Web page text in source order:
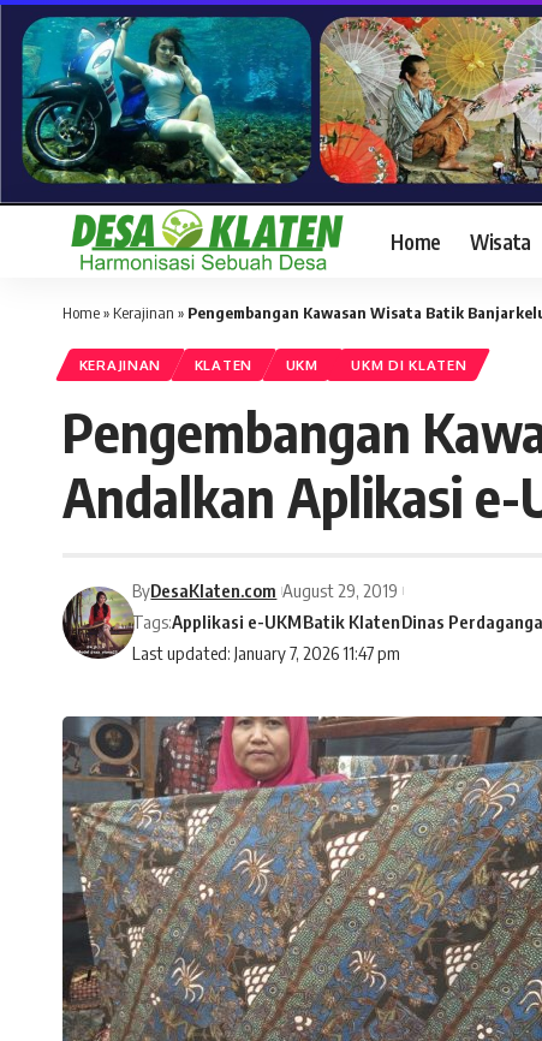
Home Wisata
Home» Kerajinan » Pengembangan Kawasan Wisata Batik
KERAJINAN KLATEN UKM UKM DI KLATEN
Pengembangan
Andalkan Aplikasi e-
Last updated: January 7, 2026 11:47 pm
ByDesaKlaten.com August 29, 2019
Tags:Applikasi e-UKMBatik KlatenDinas